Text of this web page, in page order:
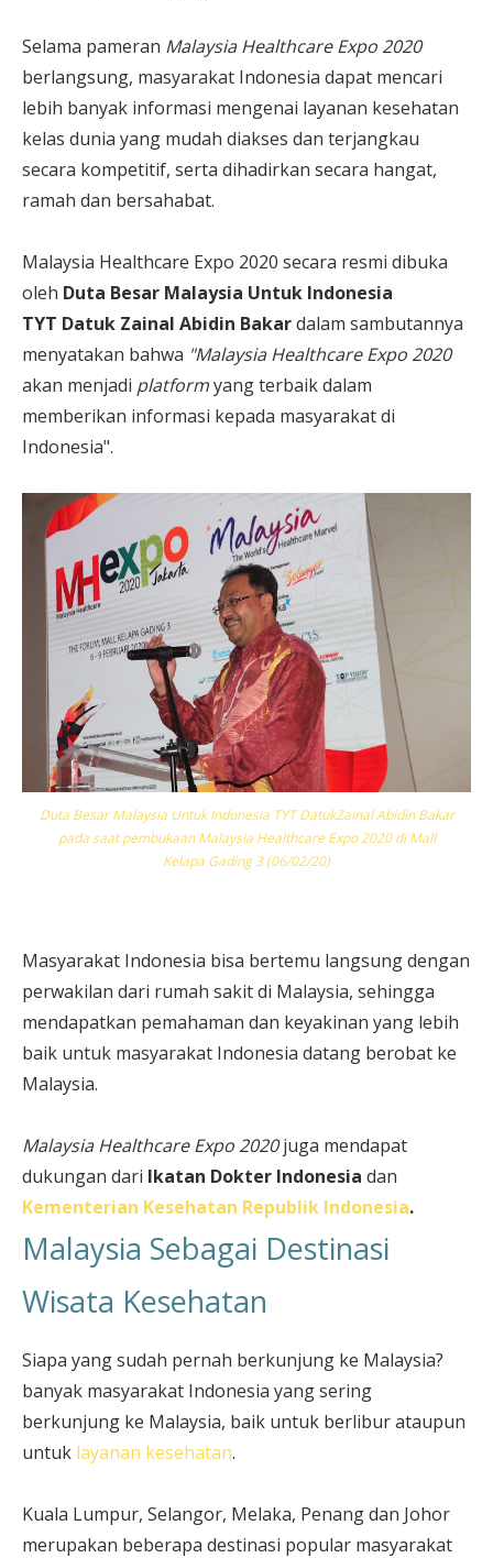
Selama pameran Malaysia Healthcare Expo 2020
berlangsung, masyarakat Indonesia dapat mencari
lebih banyak informasi mengenai layanan kesehatan
kelas dunia yang mudah diakses dan terjangkau
secara kompetitif, serta dihadirkan secara hangat,
ramah dan bersahabat.
Malaysia Healthcare Expo 2020 secara resmi dibuka
oleh Duta Besar Malaysia Untuk Indonesia
TYT Datuk Zainal Abidin Bakardalam sambutannya
menyatakan bahwa "Malaysia Healthcare Expo 2020
akan menjadi platformyang terbaik dalam
memberikan informasi kepada masyarakat di
Indonesia".
Duta Besar Malaysia Untuk Indonesia TYT DatukZainal Abidin Bakar
pada saat pembukaan Malaysia Healthcare Expo 2020 di Mall
Kelapa Gading 3 (06/02/20)
Masyarakat Indonesia bisa bertemu langsung dengan
perwakilan dari rumah sakit di Malaysia, sehingga
mendapatkan pemahaman dan keyakinan yang lebih
baik untuk masyarakat Indonesia datang berobat ke
Malaysia.
Malaysia Healthcare Expo 2020juga mendapat
dukungan dari Ikatan Dokter Indonesia dan
Kementerian Kesehatan Republik Indonesia.
Malaysia Sebagai Destinasi
Wisata Kesehatan
Siapa yang sudah pernah berkunjung ke Malaysia?
banyak masyarakat Indonesia yang sering
berkunjung ke Malaysia, baik untuk berlibur ataupun
untuk layanan kesehatan.
Kuala Lumpur, Selangor, Melaka, Penang dan Johor
merupakan beberapa destinasi popular masyarakat